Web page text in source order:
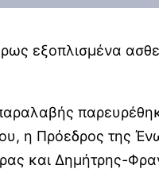
εξοπλισμένα
η Πρόεδρος της
και Δημήτρης-